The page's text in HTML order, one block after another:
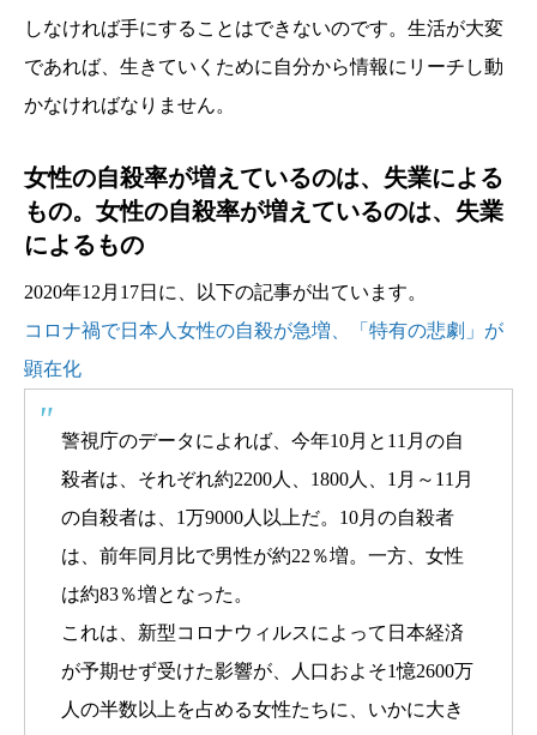
しなければ手にすることはできないのです。生活が大変
であれば、生きていくために自分から情報にリーチし動
かなければなりません。
女性の自殺率が増えているのは、失業による
もの。女性の自殺率が増えているのは、失業
によるもの
2020年12月17日に、以下の記事が出ています。
コロナ禍で日本人女性の自殺が急増、「特有の悲劇」が
顕在化
警視庁のデータによれば、今年10月と11月の自
殺者は、それぞれ約2200人、1800人、1月～11月
の自殺者は、1万9000人以上だ。10月の自殺者
は、前年同月比で男性が約22％増。一方、女性
は約83％増となった。
これは、新型コロナウィルスによって日本経済
が予期せず受けた影響が、人口およそ1憶2600万
人の半数以上を占める女性たちに、いかに大き